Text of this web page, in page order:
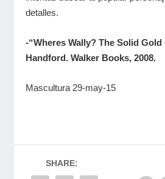
detalles.
-“Wheres Wally? The Solid
Handford. Walker Books, 2008.
Mascultura 29-may-15
SHARE: